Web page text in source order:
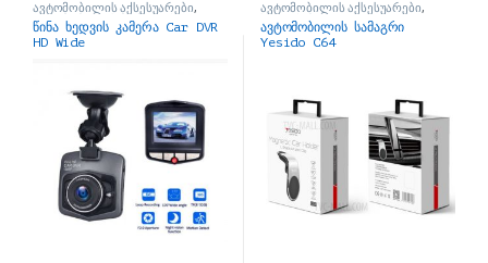
ავტომობილის აქსესუარები,
ავტომობილის მონიტორი
წინა ხედვის კამერა Car DVR
HD Wide
ავტომობილის აქსესუარები,
სამაგრები
ავტომობილის სამაგრი
Yesido C64